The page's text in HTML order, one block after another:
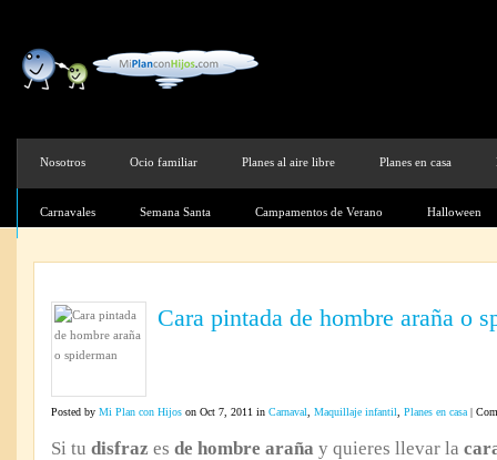
Nosotros Ocio familiar Planes al aire libre Planes en casa
Carnavales Semana Santa Campamentos de Verano Halloween
Cara pintada de hombre araña o
Posted by Mi Plan con Hijos on Oct 7, 2011 in Carnaval Maquillaje infantil Planes en casa |
Si tu disfraz es de hombre araña y quieres llevar la